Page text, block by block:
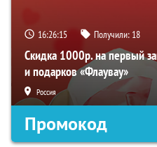
16:26:14 Получили: 18
Скидка 1000р. на первый
и подарков «Флаувау»
Россия
Промокод